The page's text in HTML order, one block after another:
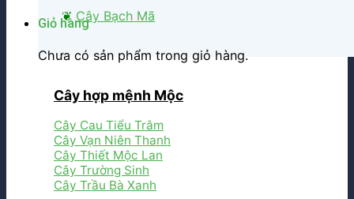
Giỏ hàng
Chưa có sản phẩm trong giỏ hàng.
❦ Cây Bạch Mã
Cây hợp mệnh Mộc
Cây Cau Tiểu Trâm
Cây Vạn Niên Thanh
Cây Thiết Mộc Lan
Cây Trường Sinh
Cây Trầu Bà Xanh